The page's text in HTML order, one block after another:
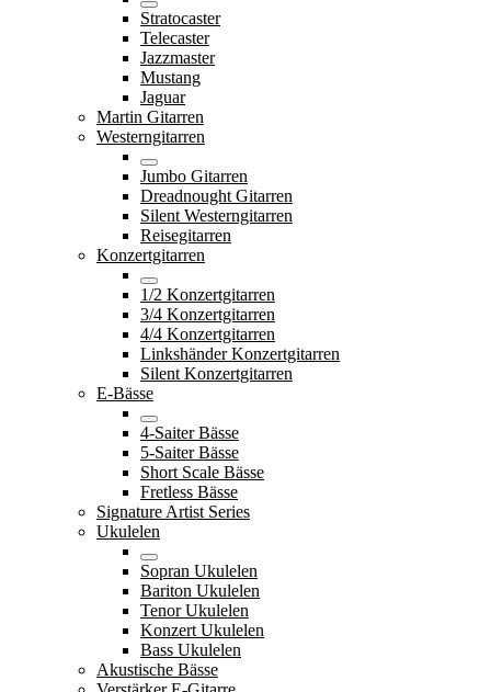
Stratocaster
Telecaster
Jazzmaster
Mustang
Jaguar
Martin Gitarren
Westerngitarren
Jumbo Gitarren
Dreadnought Gitarren
Silent Westerngitarren
Reisegitarren
Konzertgitarren
1/2 Konzertgitarren
3/4 Konzertgitarren
4/4 Konzertgitarren
Linkshänder Konzertgitarren
Silent Konzertgitarren
E-Bässe
4-Saiter Bässe
5-Saiter Bässe
Short Scale Bässe
Fretless Bässe
Signature Artist Series
Ukulelen
Sopran Ukulelen
Bariton Ukulelen
Tenor Ukulelen
Konzert Ukulelen
Bass Ukulelen
Akustische Bässe